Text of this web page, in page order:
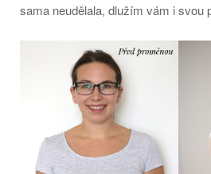
sama neudělala, dlužím vám i svou